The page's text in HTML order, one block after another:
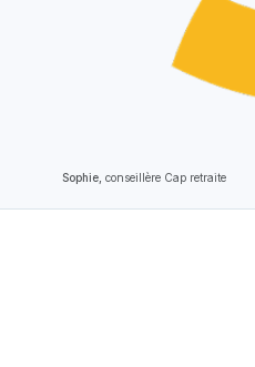
Sophie, conseillère Cap retraite